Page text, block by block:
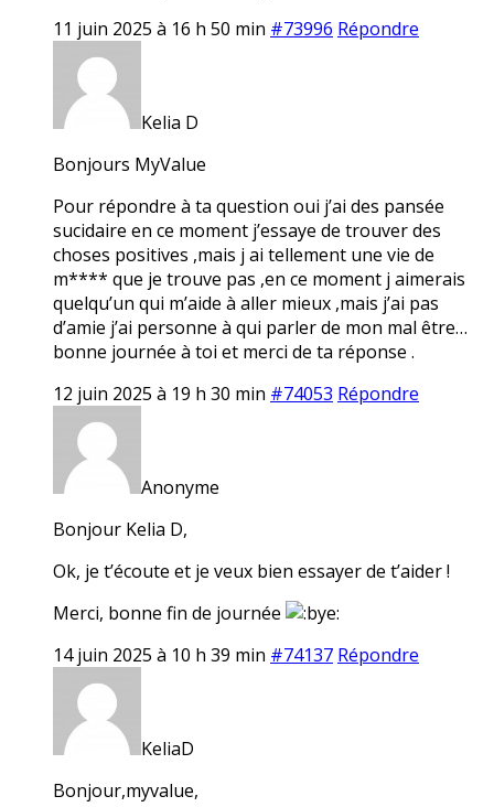
11 juin 2025 à 16 h 50 min #73996 Répondre
Kelia D
Bonjours MyValue
Pour répondre à ta question oui j’ai des pansée
sucidaire en ce moment j’essaye de trouver des
choses positives ,mais j ai tellement une vie de
m**** que je trouve pas ,en ce moment j aimerais
quelqu’un qui m’aide à aller mieux ,mais j’ai pas
d’amie j’ai personne à qui parler de mon mal être…
bonne journée à toi et merci de ta réponse .
12 juin 2025 à 19 h 30 min #74053 Répondre
Anonyme
Bonjour Kelia D,
Ok, je t’écoute et je veux bien essayer de t’aider !
Merci, bonne fin de journée
14 juin 2025 à 10 h 39 min #74137 Répondre
KeliaD
Bonjour,myvalue,